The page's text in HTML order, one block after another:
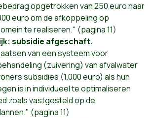
opgetrokken van 250 euro naar
euro om de afkoppeling op
te realiseren." (pagina 11)
subsidie afgeschaft.
van een systeem voor
(zuivering) van afvalwater
subsidies (1.000 euro) als hun
is in individueel te optimaliseren
zoals vastgesteld op de
(pagina 11)